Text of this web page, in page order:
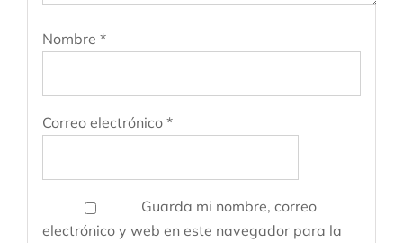
Nombre *
Correo electrónico *
Guarda mi nombre, correo
electrónico y web en este navegador para la